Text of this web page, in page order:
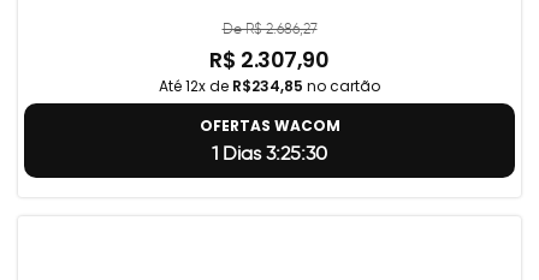
De R$ 2.686,27
R$ 2.307,90
Até 12x de R$234,85 no cartão
OFERTAS WACOM
1 Dias 3:25:29